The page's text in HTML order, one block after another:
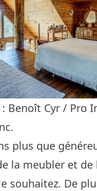
: Benoît Cyr / Pro
plus que
la meubler et de
souhaitez. De